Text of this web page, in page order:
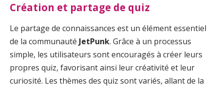
Création et partage de quiz
Le partage de connaissances est un élément essentiel
de la communauté JetPunk. Grâce à un processus
simple, les utilisateurs sont encouragés à créer leurs
propres quiz, favorisant ainsi leur créativité et leur
curiosité. Les thèmes des quiz sont variés, allant de la